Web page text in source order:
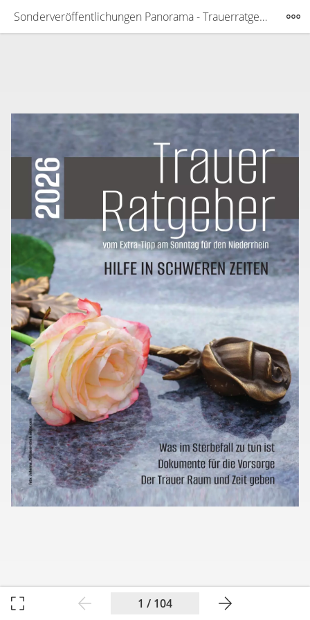
Sonderveröffentlichungen Panorama - Trauerratgeber 2026